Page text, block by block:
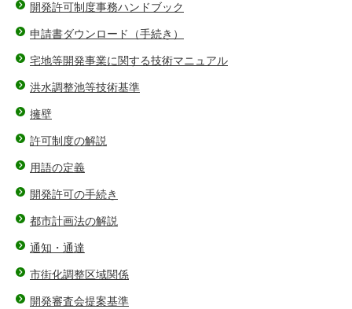
開発許可制度事務ハンドブック
申請書ダウンロード（手続き）
宅地等開発事業に関する技術マニュアル
洪水調整池等技術基準
擁壁
許可制度の解説
用語の定義
開発許可の手続き
都市計画法の解説
通知・通達
市街化調整区域関係
開発審査会提案基準